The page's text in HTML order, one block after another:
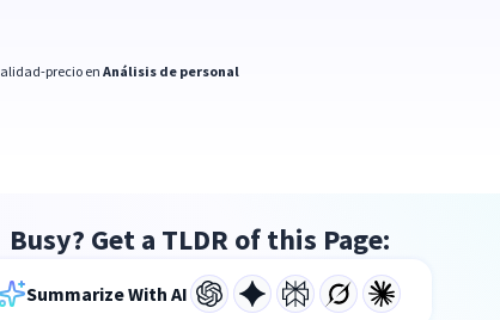
precio enAnálisis de personal
Busy? Get a TLDR of this Page:
Summarize With AI